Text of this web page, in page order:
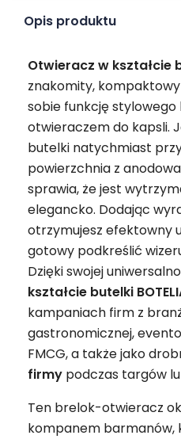
Opis produktu
Otwieracz w kształcie
znakomity, kompaktowy
sobie funkcję
otwieraczem do kapsli.
butelki natychmiast
powierzchnia z
sprawia, że jest
elegancko. Dodając
otrzymujesz efektowny
gotowy podkreślić
Dzięki swojej
kształcie butelki
kampaniach firm z
gastronomicznej,
FMCG, a także jako
firmy podczas targów
Ten brelok-otwieracz
kompanem barmanów,